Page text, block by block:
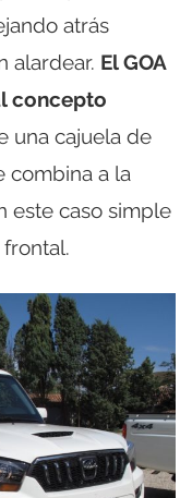
atrás
alardear. El GOA
concepto
una cajuela de
combina a la
este caso simple